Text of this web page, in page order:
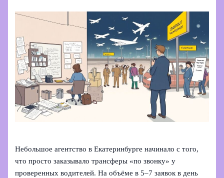
Небольшое агентство в Екатеринбурге начинало с того,
что просто заказывало трансферы «по звонку» у
проверенных водителей. На объёме в 5–7 заявок в день